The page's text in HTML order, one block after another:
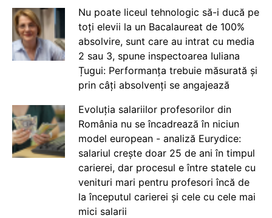
Nu poate liceul tehnologic să-i ducă pe
toți elevii la un Bacalaureat de 100%
absolvire, sunt care au intrat cu media
2 sau 3, spune inspectoarea Iuliana
Țugui: Performanța trebuie măsurată și
prin câți absolvenți se angajează
Evoluția salariilor profesorilor din
România nu se încadrează în niciun
model european - analiză Eurydice:
salariul crește doar 25 de ani în timpul
carierei, dar procesul e între statele cu
venituri mari pentru profesori încă de
la începutul carierei și cele cu cele mai
mici salarii